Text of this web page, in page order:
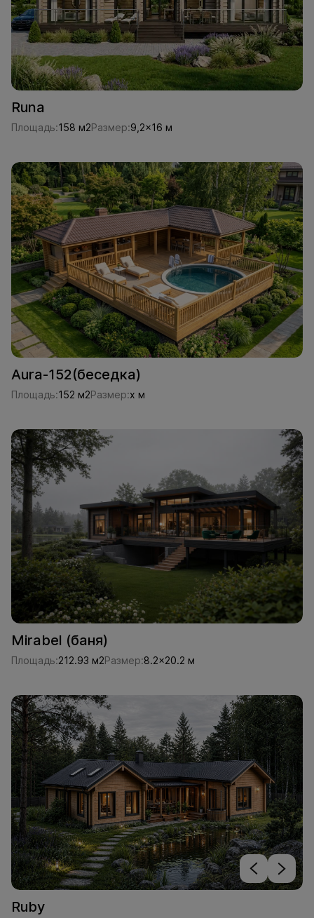
Runa
Площадь:158 м2Размер:9,2x16 м
Aura-152(беседка)
Площадь:152 м2Размер:x м
Mirabel (баня)
Площадь:212.93 м2Размер:8.2x20.2 м
Ruby